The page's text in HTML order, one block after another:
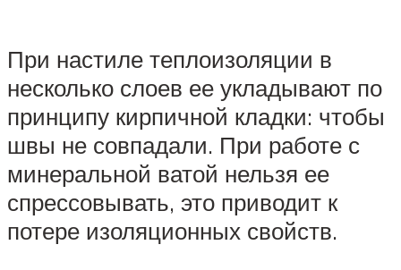
При настиле теплоизоляции в
несколько слоев ее укладывают по
принципу кирпичной кладки: чтобы
швы не совпадали. При работе с
минеральной ватой нельзя ее
спрессовывать, это приводит к
потере изоляционных свойств.